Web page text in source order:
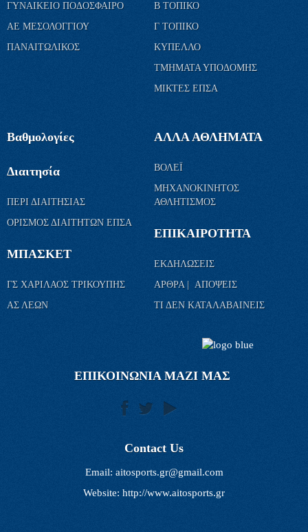
ΓΥΝΑΙΚΕΙΟ ΠΟΔΟΣΦΑΙΡΟ
ΑΕ ΜΕΣΟΛΟΓΓΙΟΥ
ΠΑΝΑΙΤΩΛΙΚΟΣ
Β ΤΟΠΙΚΟ
Γ ΤΟΠΙΚΟ
ΚΥΠΕΛΛΟ
ΤΜΗΜΑΤΑ ΥΠΟΔΟΜΗΣ
ΜΙΚΤΕΣ ΕΠΣΑ
Βαθμολογίες
Διαιτησία
ΠΕΡΙ ΔΙΑΙΤΗΣΙΑΣ
ΟΡΙΣΜΟΣ ΔΙΑΙΤΗΤΩΝ ΕΠΣΑ
ΜΠΑΣΚΕΤ
ΓΣ ΧΑΡΙΛΑΟΣ ΤΡΙΚΟΥΠΗΣ
ΑΣ ΛΕΩΝ
ΑΛΛΑ ΑΘΛΗΜΑΤΑ
ΒΟΛΕΪ
ΜΗΧΑΝΟΚΙΝΗΤΟΣ
ΑΘΛΗΤΙΣΜΟΣ
ΕΠΙΚΑΙΡΟΤΗΤΑ
ΕΚΔΗΛΩΣΕΙΣ
ΑΡΘΡΑ | ΑΠΟΨΕΙΣ
ΤΙ ΔΕΝ ΚΑΤΑΛΑΒΑΙΝΕΙΣ
ΕΠΙΚΟΙΝΩΝΙΑ ΜΑΖΙ ΜΑΣ
Contact Us
Email: aitosports.gr@gmail.com
Website: http://www.aitosports.gr